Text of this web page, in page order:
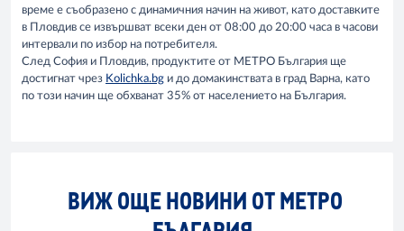
време е съобразено с динамичния начин на живот, като доставките
в Пловдив се извършват всеки ден от 08:00 до 20:00 часа в часови
интервали по избор на потребителя.
След София и Пловдив, продуктите от МЕТРО България ще
достигнат чрез Kolichka.bg и до домакинствата в град Варна, като
по този начин ще обхванат 35% от населението на България.
ВИЖ ОЩЕ НОВИНИ ОТ МЕТРО